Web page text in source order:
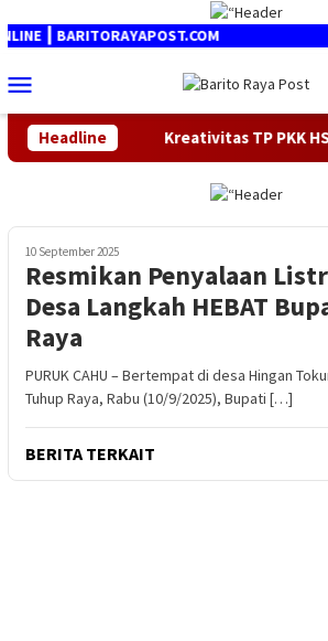
ke
Mobile
HeadlineKreativitas TP PKK HST di
10 September 2025
Resmikan Penyalaan
Desa Langkah HEBAT
Raya
PURUK CAHU – Bertempat di desa Hingan
Tuhup Raya, Rabu (10/9/2025), Bupati […]
BERITA TERKAIT